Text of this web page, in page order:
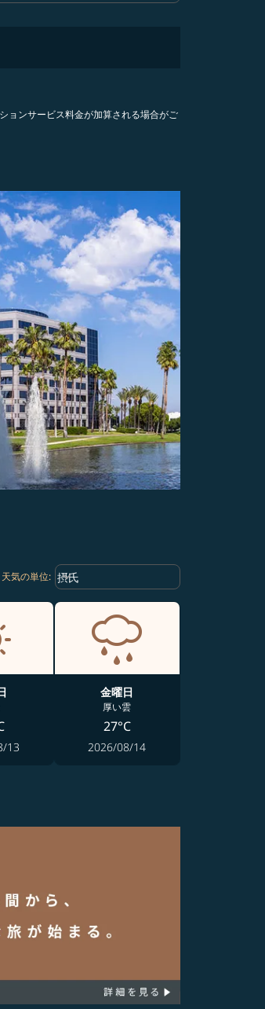
ョンサービス料金が加算される場合がご
天気の単位: Weather unit option 摂氏 Selected
摂氏
keyboard_arrow_down
13
金曜日
厚い雲
27°C
2026/08/14